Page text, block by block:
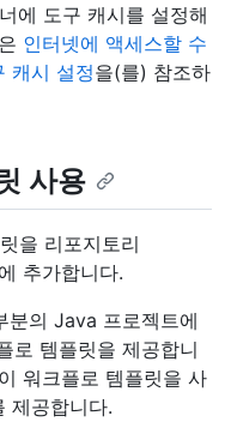
에 도구 캐시를 설정해
인터넷에 액세스할 수
캐시 설정을(를) 참조하
사용
을 리포지토리
추가합니다.
의 Java 프로젝트에
로 템플릿을 제공합니
워크플로 템플릿을 사
제공합니다.